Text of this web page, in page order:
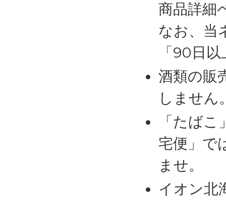
商品詳細
なお、当
「90日
酒類の販
しません
「たば
宅便」で
ませ。
イオン北